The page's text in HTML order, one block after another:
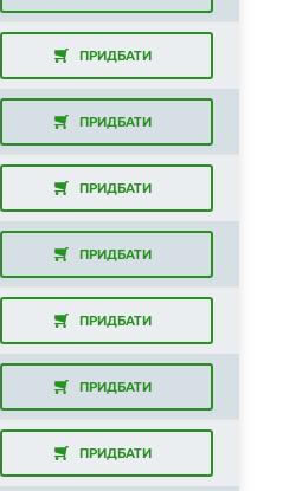
ПРИДБАТИ
ПРИДБАТИ
ПРИДБАТИ
ПРИДБАТИ
ПРИДБАТИ
ПРИДБАТИ
ПРИДБАТИ